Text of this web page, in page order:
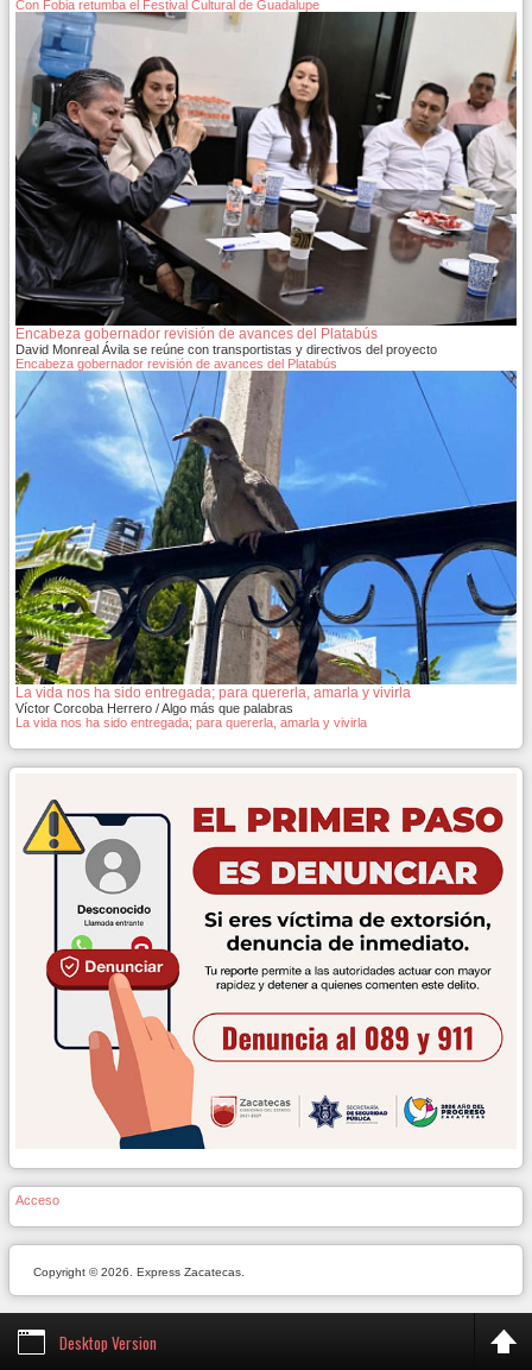
Con Fobia retumba el Festival Cultural de Guadalupe
Encabeza gobernador revisión de avances del Platabús
David Monreal Ávila se reúne con transportistas y directivos del proyecto
Encabeza gobernador revisión de avances del Platabús
La vida nos ha sido entregada; para quererla, amarla y vivirla
Víctor Corcoba Herrero / Algo más que palabras
La vida nos ha sido entregada; para quererla, amarla y vivirla
Acceso
Copyright © 2026. Express Zacatecas.
Desktop Version